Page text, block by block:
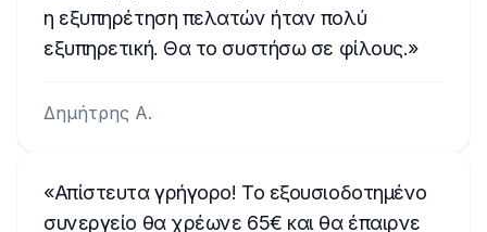
η εξυπηρέτηση πελατών ήταν πολύ
εξυπηρετική. Θα το συστήσω σε φίλους.
Δημήτρης Α.
Απίστευτα γρήγορο! Το εξουσιοδοτημένο
συνεργείο θα χρέωνε 65€ και θα έπαιρνε